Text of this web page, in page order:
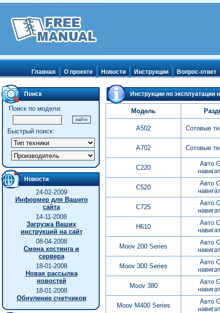
Главная О проекте Новости Инструкции Вопрос-ответ
Поиск
Поиск по модели:
Быстрый поиск:
Новости
24-02-2009
Информер для Вашего
сайта
14-11-2008
Загрузка Ваших
инструкций на сайт
08-04-2008
Смена хостинга и
сервера
18-01-2008
Новая рассылка
новостей
18-01-2008
Обнуление счетчиков
Инструкции по эксплуатации
Модель
A502 Сотовые
A702 Сотовые
C220
Авто
C520
Авто
C725
Авто
H610
Авто
Moov 200 Series
Авто
Moov 300 Series
Авто
Moov 380
Авто
Moov M400 Series
Авто